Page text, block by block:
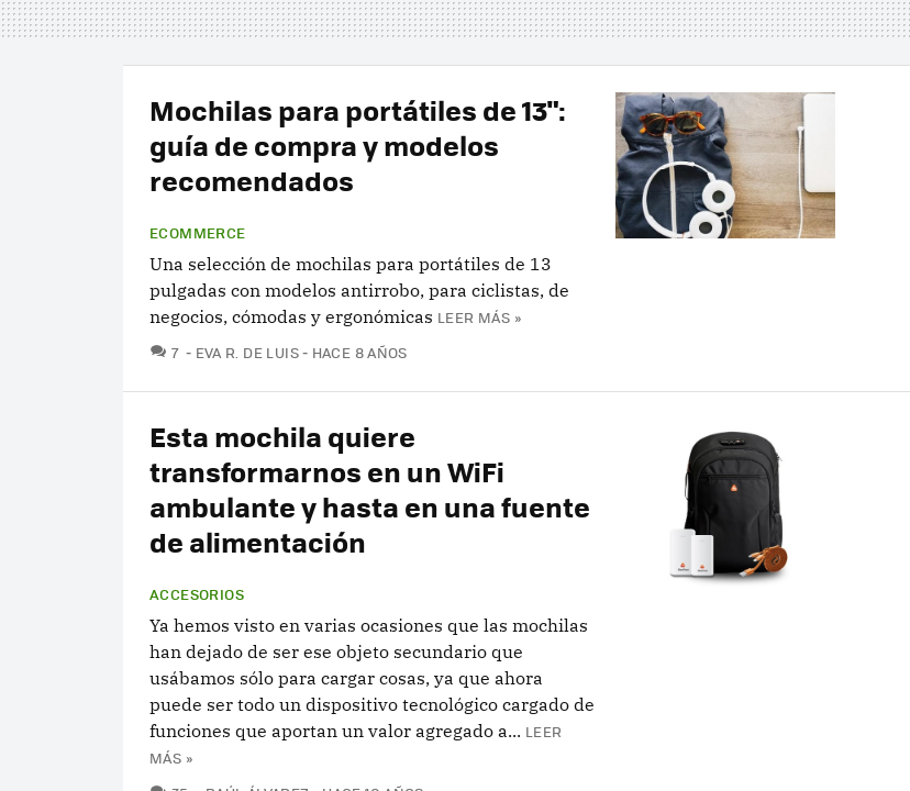
Mochilas para portátiles de 13":
guía de compra y modelos
recomendados
ECOMMERCE
Una selección de mochilas para portátiles de 13
pulgadas con modelos antirrobo, para ciclistas, de
negocios, cómodas y ergonómicas LEER MÁS »
7 COMENTARIOS
EVA R. DE LUIS HACE 8 AÑOS
Esta mochila quiere
transformarnos en un WiFi
ambulante y hasta en una fuente
de alimentación
ACCESORIOS
Ya hemos visto en varias ocasiones que las mochilas
han dejado de ser ese objeto secundario que
usábamos sólo para cargar cosas, ya que ahora
puede ser todo un dispositivo tecnológico cargado de
funciones que aportan un valor agregado a... LEER
MÁS »